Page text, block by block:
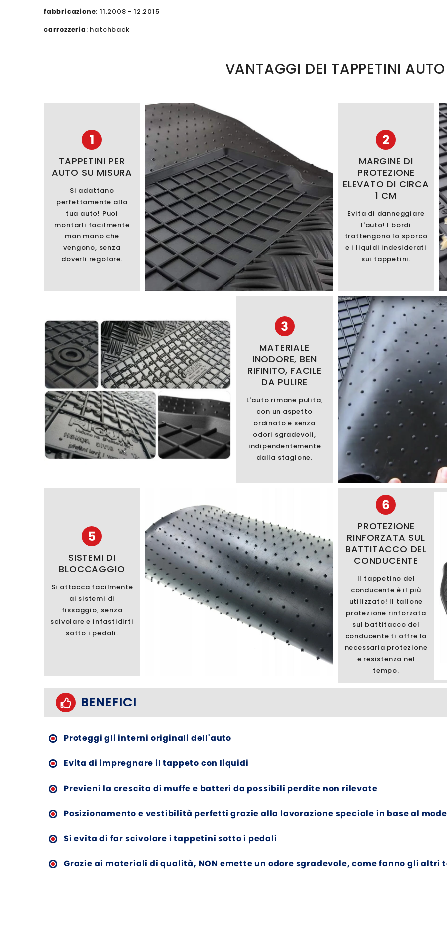
fabbricazione: 11.2008 - 12.2015
carrozzeria: hatchback
VANTAGGI DEI TAPPETINI AUTO
1
TAPPETINI PER
AUTO SU MISURA
Si adattano
perfettamente alla
tua auto! Puoi
montarli facilmente
man mano che
vengono, senza
doverli regolare.
2
MARGINE DI
PROTEZIONE
ELEVATO DI CIRCA
1 CM
Evita di danneggiare
l'auto! I bordi
trattengono lo sporco
e i liquidi indesiderati
sui tappetini.
3
MATERIALE
INODORE, BEN
RIFINITO, FACILE
DA PULIRE
L'auto rimane pulita,
con un aspetto
ordinato e senza
odori sgradevoli,
indipendentemente
dalla stagione.
5
SISTEMI DI
BLOCCAGGIO
Si attacca facilmente
ai sistemi di
fissaggio, senza
scivolare e infastidirti
sotto i pedali.
6
PROTEZIONE
RINFORZATA SUL
BATTITACCO DEL
CONDUCENTE
Il tappetino del
conducente è il più
utilizzato! Il tallone
protezione rinforzata
sul battitacco del
conducente ti offre la
necessaria protezione
e resistenza nel
tempo.
BENEFICI
Proteggi gli interni originali dell'auto
Evita di impregnare il tappeto con liquidi
Previeni la crescita di muffe e batteri da possibili perdite non rilevate
Posizionamento e vestibilità perfetti grazie alla lavorazione speciale in base al
Si evita di far scivolare i tappetini sotto i pedali
Grazie ai materiali di qualità, NON emette un odore sgradevole, come fanno gli